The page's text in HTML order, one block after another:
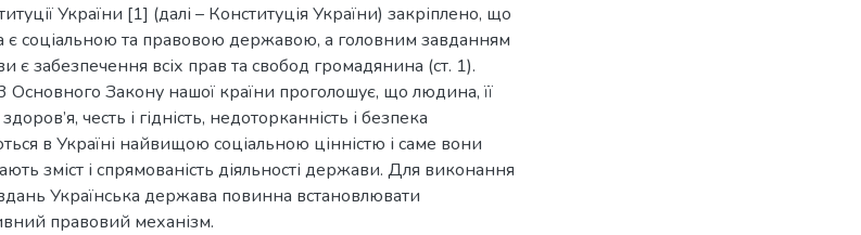
України [1] (далі – Конституція України) закріплено, що
є соціальною та правовою державою, а головним завданням
є забезпечення всіх прав та свобод громадянина (ст. 1).
Основного Закону нашої країни проголошує, що людина, її
честь і гідність, недоторканність і безпека
в Україні найвищою соціальною цінністю і саме вони
зміст і спрямованість діяльності держави. Для виконання
Українська держава повинна встановлювати
правовий механізм.